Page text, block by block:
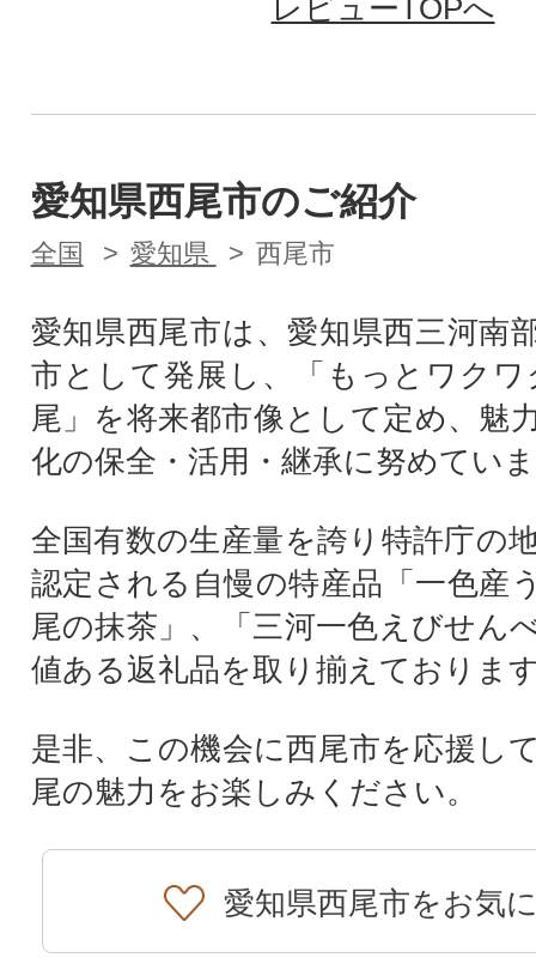
レビューTOPへ
愛知県西尾市のご紹介
全国 愛知県 西尾市
愛知県西尾市は、愛知県西三河南
市として発展し、「もっとワク
尾」を将来都市像として定め、魅
化の保全・活用・継承に努めてい
全国有数の生産量を誇り特許庁の
認定される自慢の特産品「一色産
尾の抹茶」、「三河一色えびせん
値ある返礼品を取り揃えておりま
是非、この機会に西尾市を応援し
尾の魅力をお楽しみください。
愛知県西尾市をお気